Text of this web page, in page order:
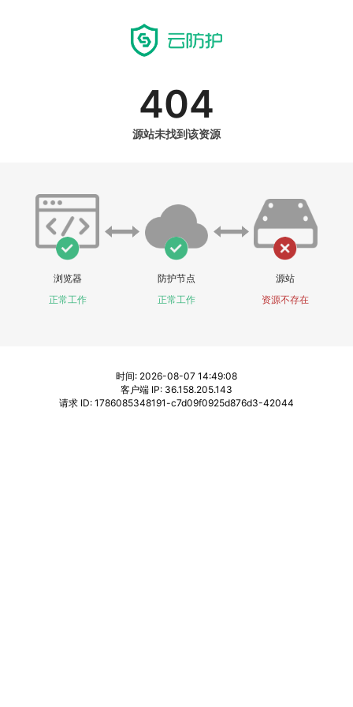
404
源站未找到该资源
浏览器
正常工作
防护节点
正常工作
源站
资源不存在
时间: 2026-08-07 14:49:08
客户端 IP: 36.158.205.143
请求 ID: 1786085348191-c7d09f0925d876d3-42044